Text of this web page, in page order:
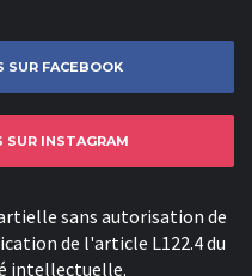
SUR FACEBOOK
SUR INSTAGRAM
sans autorisation de
de l'article L122.4 du
intellectuelle.